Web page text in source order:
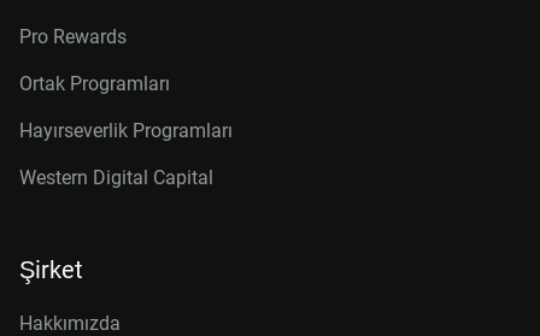
Pro Rewards
Ortak Programları
Hayırseverlik Programları
Western Digital Capital
Şirket
Hakkımızda